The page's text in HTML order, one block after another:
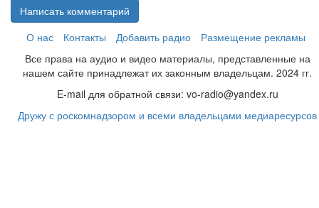
Написать комментарий
О нас
Контакты Добавить радио
Размещение рекламы
Все права на аудио и видео материалы, представленные на
нашем сайте принадлежат их законным владельцам. 2024 гг.
E-mail для обратной связи: vo-radio@yandex.ru
Дружу с роскомнадзором и всеми владельцами медиаресурсов